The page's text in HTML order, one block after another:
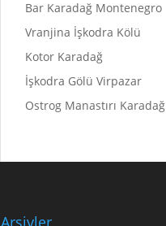
Bar Karadağ Montenegro
Vranjina İşkodra Kölü
Kotor Karadağ
İşkodra Gölü Virpazar
Ostrog Manastırı Karadağ
Arşivler